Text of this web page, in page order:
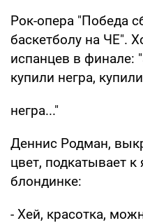
Рок-опера "Победа
баскетболу на ЧЕ".
испанцев в финале:
купили негра, купили
негра..."
Деннис Родман,
цвет, подкатывает
блондинке:
- Хей, красотка,